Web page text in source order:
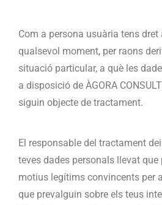
Com a persona usuària tens dret
qualsevol moment, per raons
situació particular, a què les
a disposició de ÀGORA
siguin objecte de tractament.
El responsable del tractament
teves dades personals llevat
motius legítims convincents per
que prevalguin sobre els teus